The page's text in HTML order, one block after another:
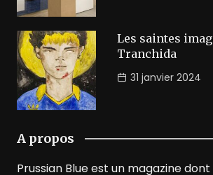
Les saintes
Tranchida
31 janvier 2024
A propos
Prussian Blue est un magazine dont